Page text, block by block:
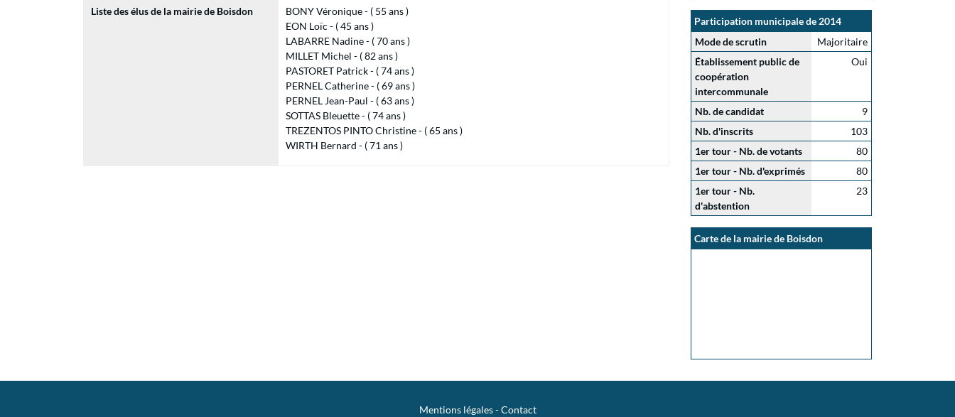
Liste des élus de la mairie de Boisdon
BONY Véronique - ( 55 ans )
EON Loïc - ( 45 ans )
LABARRE Nadine - ( 70 ans )
MILLET Michel - ( 82 ans )
PASTORET Patrick - ( 74 ans )
PERNEL Catherine - ( 69 ans )
PERNEL Jean-Paul - ( 63 ans )
SOTTAS Bleuette - ( 74 ans )
TREZENTOS PINTO Christine - ( 65 ans )
WIRTH Bernard - ( 71 ans )
Participation municipale de 2014
Mode de scrutin
Majoritaire
Établissement public de
coopération
intercommunale
Oui
Nb. de candidat
9
Nb. d'inscrits
103
1er tour - Nb. de votants
80
1er tour - Nb. d'exprimés
80
1er tour - Nb.
d'abstention
23
Carte de la mairie de Boisdon
Mentions légales-Contact